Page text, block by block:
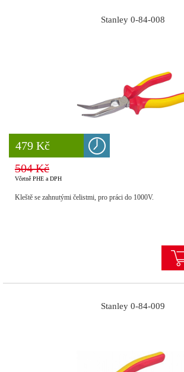
8 777 Kč
479 Kč
Stanley 0-84-008
504 Kč
Včetně PHE a DPH
Kleště se zahnutými čelistmi, pro práci do 1000V.
Stanley 0-84-009